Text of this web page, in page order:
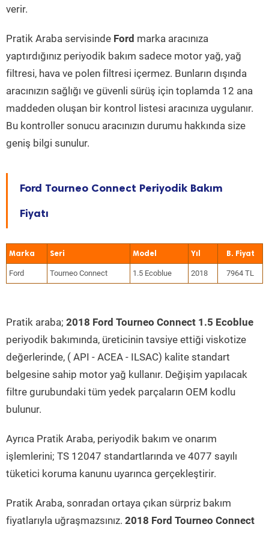
verir.
Pratik Araba servisinde Ford marka aracınıza
yaptırdığınız periyodik bakım sadece motor yağ, yağ
filtresi, hava ve polen filtresi içermez. Bunların dışında
aracınızın sağlığı ve güvenli sürüş için toplamda 12 ana
maddeden oluşan bir kontrol listesi aracınıza uygulanır.
Bu kontroller sonucu aracınızın durumu hakkında size
geniş bilgi sunulur.
Ford Tourneo Connect Periyodik Bakım
Fiyatı
Marka Seri Model Yıl
Ford Tourneo Connect 1.5 Ecoblue 2018 7964 TL
Pratik araba; 2018 Ford Tourneo Connect 1.5 Ecoblue
periyodik bakımında, üreticinin tavsiye ettiği viskotize
değerlerinde, ( API - ACEA - ILSAC) kalite standart
belgesine sahip motor yağ kullanır. Değişim yapılacak
filtre gurubundaki tüm yedek parçaların OEM kodlu
bulunur.
Ayrıca Pratik Araba, periyodik bakım ve onarım
işlemlerini; TS 12047 standartlarında ve 4077 sayılı
tüketici koruma kanunu uyarınca gerçekleştirir.
Pratik Araba, sonradan ortaya çıkan sürpriz bakım
fiyatlarıyla uğraşmazsınız. 2018 Ford Tourneo Connect